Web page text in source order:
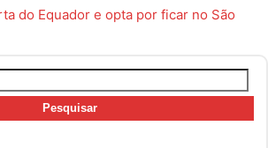
do Equador e opta por ficar no São